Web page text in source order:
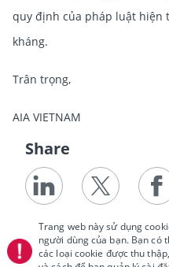
quy định của pháp luật hiện
kháng.
Trân trọng,
AIA VIETNAM
Share
Trang web này sử dụng
người dùng của bạn. Bạn có
các loại cookie được thu